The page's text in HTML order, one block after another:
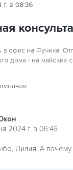
г. в 08:36
офис на Фучика.
дома - на майских
2024 г. в 06:46
Лилия! А почему